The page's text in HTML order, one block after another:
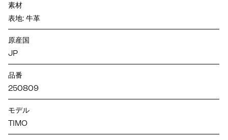
素材
表地: 牛革
原産国
JP
品番
250809
モデル
TIMO